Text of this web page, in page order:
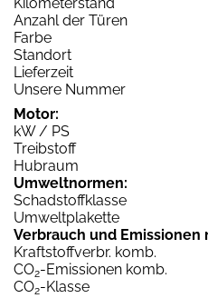
Anzahl der Türen
Farbe
Standort
Lieferzeit
Unsere Nummer
Motor:
kW / PS
Treibstoff
Hubraum
Umweltnormen:
Schadstoffklasse
Umweltplakette
Verbrauch und Emissionen
Kraftstoffverbr. komb.
CO2-Emissionen komb.
CO2-Klasse